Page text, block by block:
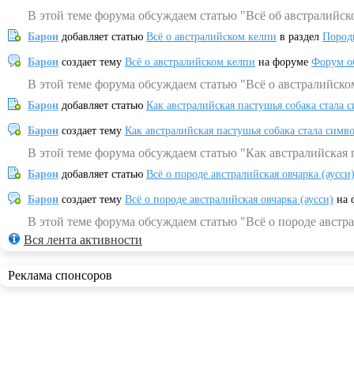
В этой теме форума обсуждаем статью "Всё об
Барон добавляет статью Всё о австралийском келпи в раздел
Барон создает тему Всё о австралийском келпи на форуме Форум
В этой теме форума обсуждаем статью "Всё о
Барон добавляет статью Как австралийская пастушья собака
Барон создает тему Как австралийская пастушья собака стала
В этой теме форума обсуждаем статью "Как
Барон добавляет статью Всё о породе австралийская овчарка (аусси)
Барон создает тему Всё о породе австралийская овчарка (аусси) на
В этой теме форума обсуждаем статью "Всё о породе
Вся лента активности
Реклама спонсоров